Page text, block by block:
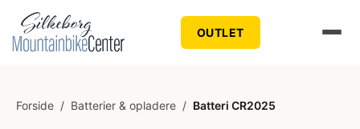
OUTLET
Forside / Batterier & opladere / Batteri CR2025